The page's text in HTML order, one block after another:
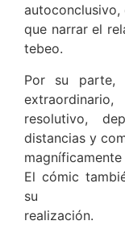
autoconclusivo,
que narrar el
tebeo.
Por su parte,
extraordinario,
resolutivo,
distancias y
El cómic
su
realización.